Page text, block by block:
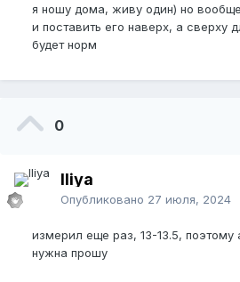
я ношу дома, живу один) но
и поставить его наверх, а сверху
будет норм
0
Iliya
Опубликовано 27 июля, 2024
измерил еще раз, 13-13.5,
нужна прошу